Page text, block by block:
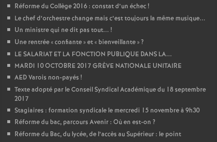
Réforme du Collège 2016 : constat d’un échec!
Le chef d’orchestre change mais c’est toujours la même musique...
Un ministre qui ne dit pas tout... !
Une rentrée «confiante» et « bienveillante»?
LE SALARIAT ET LA FONCTION PUBLIQUE DANS LA...
MARDI 10 OCTOBRE 2017 GRÈVE NATIONALE UNITAIRE
AED Varois non-payés !
Texte adopté par le Conseil Syndical Académique du 18 septembre
2017
Stagiaires : formation syndicale le mercredi 15 novembre à 9h30
Réforme du bac, parcours Avenir : Où en est-on ?
Réforme du Bac, du lycée, de l’accès au Supérieur : le point